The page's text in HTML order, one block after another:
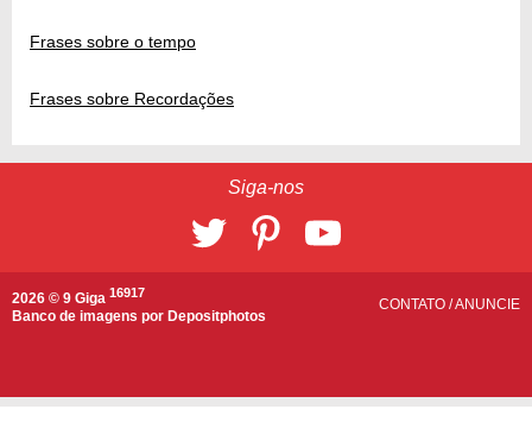
Frases sobre o tempo
Frases sobre Recordações
Siga-nos
2026 © 9 Giga 16917
Banco de imagens por Depositphotos
CONTATO /ANUNCIE